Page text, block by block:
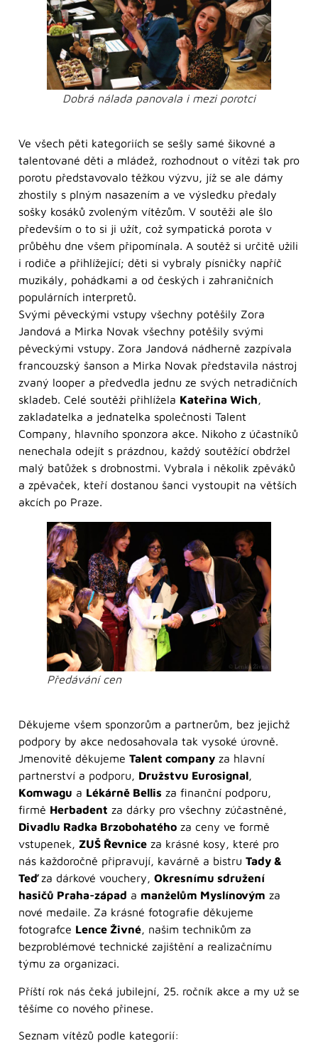
Dobrá nálada panovala i mezi porotci
Ve všech pěti kategoriích se sešly samé šikovné a
talentované děti a mládež, rozhodnout o vítězi tak pro
porotu představovalo těžkou výzvu, jíž se ale dámy
zhostily s plným nasazením a ve výsledku předaly
sošky kosáků zvoleným vítězům. V soutěži ale šlo
především o to si ji užít, což sympatická porota v
průběhu dne všem připomínala. A soutěž si určitě užili
i rodiče a přihlížející; děti si vybraly písničky napříč
muzikály, pohádkami a od českých i zahraničních
populárních interpretů.
Svými pěveckými vstupy všechny potěšily Zora
Jandová a Mirka Novak všechny potěšily svými
pěveckými vstupy. Zora Jandová nádherně zazpívala
francouzský šanson a Mirka Novak představila nástroj
zvaný looper a předvedla jednu ze svých netradičních
skladeb. Celé soutěži přihlížela Kateřina Wich,
zakladatelka a jednatelka společnosti Talent
Company, hlavního sponzora akce. Nikoho z účastníků
nenechala odejít s prázdnou, každý soutěžící obdržel
malý batůžek s drobnostmi. Vybrala i několik zpěváků
a zpěvaček, kteří dostanou šanci vystoupit na větších
akcích po Praze.
Předávání cen
Děkujeme všem sponzorům a partnerům, bez jejichž
podpory by akce nedosahovala tak vysoké úrovně.
Jmenovitě děkujeme Talent company za hlavní
partnerství a podporu, Družstvu Eurosignal,
Komwagu a Lékárně Bellis za finanční podporu,
firmě Herbadent za dárky pro všechny zúčastněné,
Divadlu Radka Brzobohatého za ceny ve formě
vstupenek, ZUŠ Řevnice za krásné kosy, které pro
nás každoročně připravují, kavárně a bistru Tady &
Teďza dárkové vouchery, Okresnímu sdružení
hasičů Praha-západ a manželům Myslínovým za
nové medaile. Za krásné fotografie děkujeme
fotografce Lence Živné, našim technikům za
bezproblémové technické zajištění a realizačnímu
týmu za organizaci.
Příští rok nás čeká jubilejní, 25. ročník akce a my už se
těšíme co nového přinese.
Seznam vítězů podle kategorií: